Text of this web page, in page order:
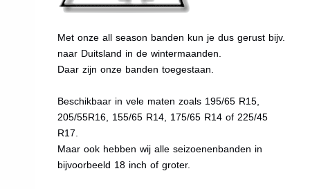
Met onze all season banden kun je dus gerust bijv.
naar Duitsland in de wintermaanden.
Daar zijn onze banden toegestaan.
Beschikbaar in vele maten zoals 195/65 R15,
205/55R16, 155/65 R14, 175/65 R14 of 225/45
R17.
Maar ook hebben wij alle seizoenenbanden in
bijvoorbeeld 18 inch of groter.